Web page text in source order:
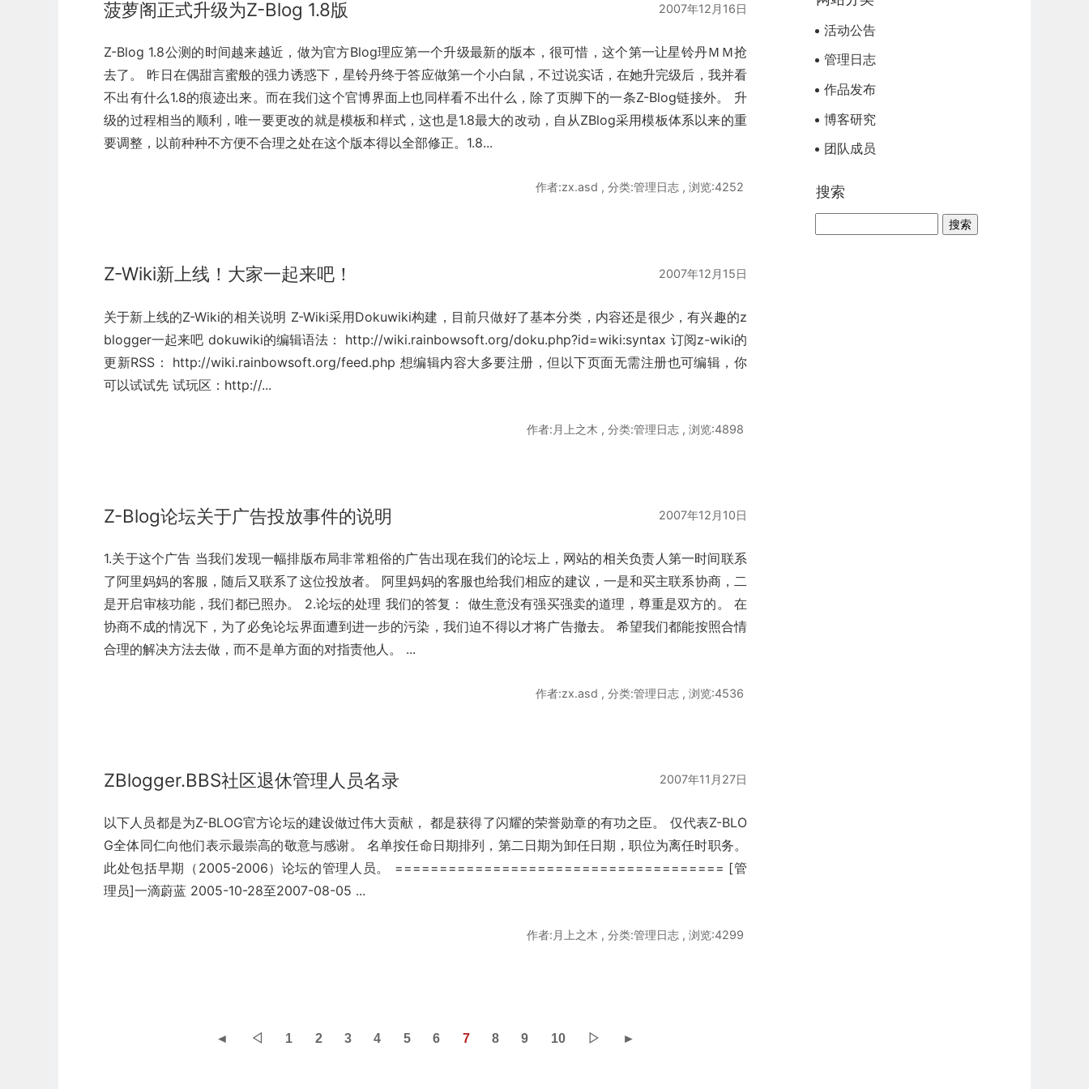
2007年12月16日
菠萝阁正式升级为Z-Blog 1.8版
Z-Blog 1.8公测的时间越来越近，做为官方Blog理应第一个升级最新的版本，很可惜，这个第一让星铃丹ＭＭ抢
去了。 昨日在偶甜言蜜般的强力诱惑下，星铃丹终于答应做第一个小白鼠，不过说实话，在她升完级后，我并看
不出有什么1.8的痕迹出来。而在我们这个官博界面上也同样看不出什么，除了页脚下的一条Z-Blog链接外。 升
级的过程相当的顺利，唯一要更改的就是模板和样式，这也是1.8最大的改动，自从ZBlog采用模板体系以来的重
要调整，以前种种不方便不合理之处在这个版本得以全部修正。1.8...
作者:zx.asd , 分类:管理日志 , 浏览:4252
2007年12月15日
Z-Wiki新上线！大家一起来吧！
关于新上线的Z-Wiki的相关说明 Z-Wiki采用Dokuwiki构建，目前只做好了基本分类，内容还是很少，有兴趣的z
blogger一起来吧 dokuwiki的编辑语法： http://wiki.rainbowsoft.org/doku.php?id=wiki:syntax 订阅z-wiki的
更新RSS： http://wiki.rainbowsoft.org/feed.php 想编辑内容大多要注册，但以下页面无需注册也可编辑，你
可以试试先 试玩区：http://...
作者:月上之木 , 分类:管理日志 , 浏览:4898
2007年12月10日
Z-Blog论坛关于广告投放事件的说明
1.关于这个广告 当我们发现一幅排版布局非常粗俗的广告出现在我们的论坛上，网站的相关负责人第一时间联系
了阿里妈妈的客服，随后又联系了这位投放者。 阿里妈妈的客服也给我们相应的建议，一是和买主联系协商，二
是开启审核功能，我们都已照办。 2.论坛的处理 我们的答复： 做生意没有强买强卖的道理，尊重是双方的。 在
协商不成的情况下，为了必免论坛界面遭到进一步的污染，我们迫不得以才将广告撤去。 希望我们都能按照合情
合理的解决方法去做，而不是单方面的对指责他人。 ...
作者:zx.asd , 分类:管理日志 , 浏览:4536
2007年11月27日
ZBlogger.BBS社区退休管理人员名录
以下人员都是为Z-BLOG官方论坛的建设做过伟大贡献， 都是获得了闪耀的荣誉勋章的有功之臣。 仅代表Z-BLO
G全体同仁向他们表示最崇高的敬意与感谢。 名单按任命日期排列，第二日期为卸任日期，职位为离任时职务。
此处包括早期（2005-2006）论坛的管理人员。 ===================================== [管
理员]一滴蔚蓝 2005-10-28至2007-08-05 ...
作者:月上之木 , 分类:管理日志 , 浏览:4299
◄ ◁ 1 2 3 4 5 6 7 8 9 10 ▷ ►
活动公告
管理日志
作品发布
博客研究
团队成员
搜索